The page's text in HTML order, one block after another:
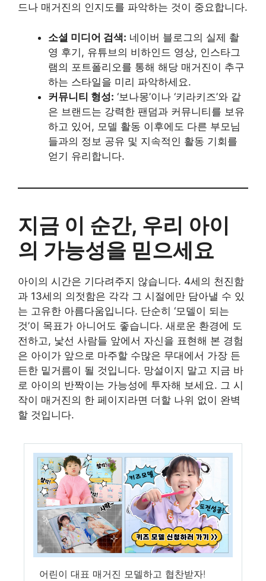
드나 매거진의 인지도를 파악하는 것이 중요합니다.
소셜 미디어 검색: 네이버 블로그의 실제 촬
영 후기, 유튜브의 비하인드 영상, 인스타그
램의 포트폴리오를 통해 해당 매거진이 추구
하는 스타일을 미리 파악하세요.
커뮤니티 형성: ‘보나몽’이나 ‘키라키즈’와 같
은 브랜드는 강력한 팬덤과 커뮤니티를 보유
하고 있어, 모델 활동 이후에도 다른 부모님
들과의 정보 공유 및 지속적인 활동 기회를
얻기 유리합니다.
지금 이 순간, 우리 아이
의 가능성을 믿으세요
아이의 시간은 기다려주지 않습니다. 4세의 천진함
과 13세의 의젓함은 각각 그 시절에만 담아낼 수 있
는 고유한 아름다움입니다. 단순히 ‘모델이 되는
것’이 목표가 아니어도 좋습니다. 새로운 환경에 도
전하고, 낯선 사람들 앞에서 자신을 표현해 본 경험
은 아이가 앞으로 마주할 수많은 무대에서 가장 든
든한 밑거름이 될 것입니다. 망설이지 말고 지금 바
로 아이의 반짝이는 가능성에 투자해 보세요. 그 시
작이 매거진의 한 페이지라면 더할 나위 없이 완벽
할 것입니다.
어린이 대표 매거진 모델하고 협찬받자!